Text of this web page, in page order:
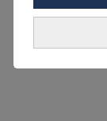
Vi använder
Nödvändiga